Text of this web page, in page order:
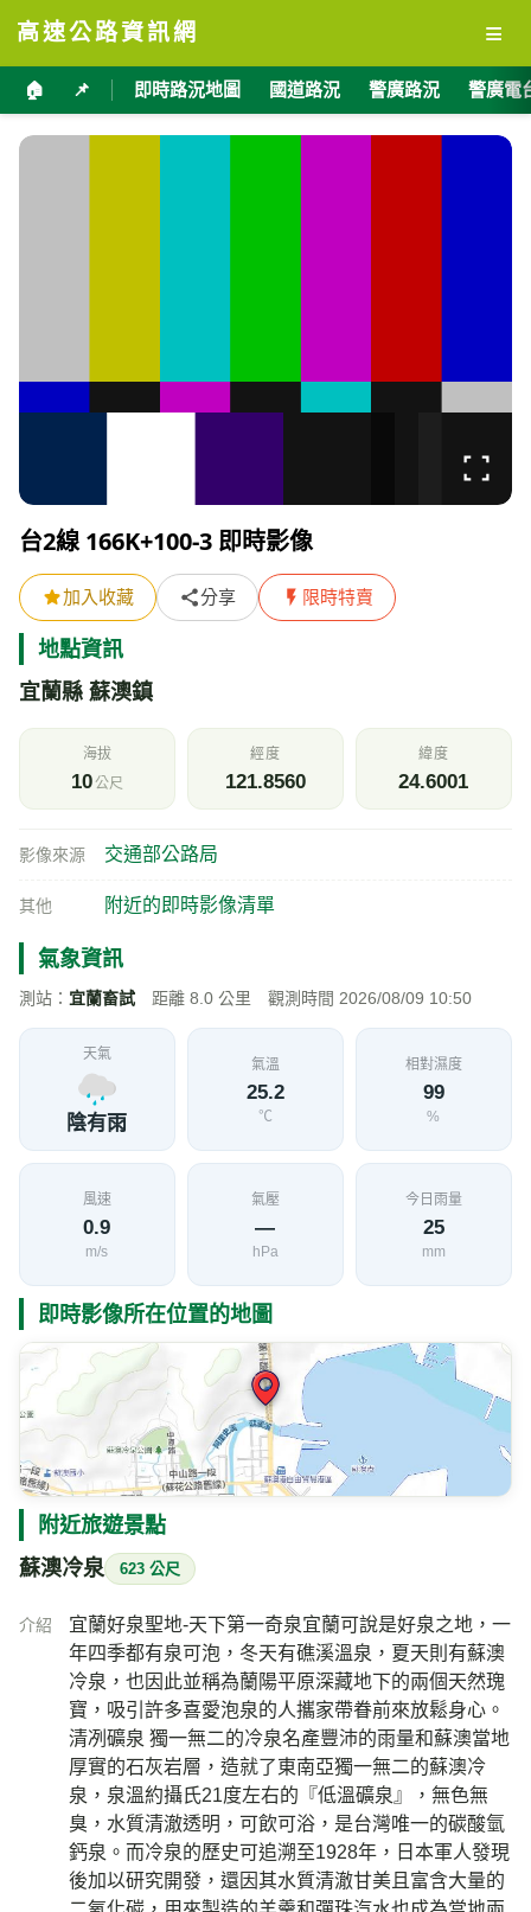
高速公路資訊網 ≡
🏠 📌 即時路況地圖 國道路況 警廣路況 警廣電
台2線 166K+100-3 即時影像
加入收藏 分享 限時特賣
地點資訊
宜蘭縣 蘇澳鎮
海拔
10公尺
經度
121.8560
緯度
24.6001
影像來源 交通部公路局
其他 附近的即時影像清單
氣象資訊
測站： 宜蘭畜試 距離 8.0 公里 觀測時間 2026/08/09 10:50
天氣
陰有雨
氣溫
25.2
℃
相對濕度
99
%
風速
0.9
m/s
氣壓
—
hPa
今日雨量
25
mm
即時影像所在位置的地圖
附近旅遊景點
蘇澳冷泉 623 公尺
介紹
宜蘭好泉聖地-天下第一奇泉宜蘭可說是好泉之地，一
年四季都有泉可泡，冬天有礁溪溫泉，夏天則有蘇澳
冷泉，也因此並稱為蘭陽平原深藏地下的兩個天然瑰
寶，吸引許多喜愛泡泉的人攜家帶眷前來放鬆身心。
清冽礦泉 獨一無二的冷泉名產豐沛的雨量和蘇澳當地
厚實的石灰岩層，造就了東南亞獨一無二的蘇澳冷
泉，泉溫約攝氏21度左右的『低溫礦泉』，無色無
臭，水質清澈透明，可飲可浴，是台灣唯一的碳酸氫
鈣泉。而冷泉的歷史可追溯至1928年，日本軍人發現
後加以研究開發，還因其水質清澈甘美且富含大量的